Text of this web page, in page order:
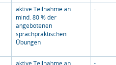
aktive Teilnahme an
mind. 80 % der
angebotenen
sprachpraktischen
Übungen
-
aktive Teilnahme an
-